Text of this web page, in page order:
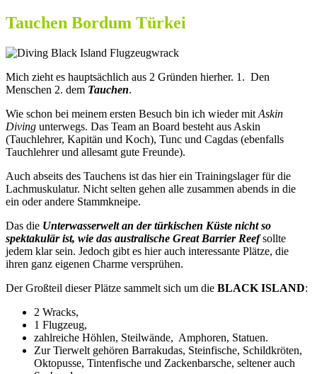
Tauchen Bordum Türkei
Mich zieht es hauptsächlich aus 2 Gründen hierher. 1. Den
Menschen 2. dem Tauchen.
Wie schon bei meinem ersten Besuch bin ich wieder mit Askin
Diving unterwegs. Das Team an Board besteht aus Askin
(Tauchlehrer, Kapitän und Koch), Tunc und Cagdas (ebenfalls
Tauchlehrer und allesamt gute Freunde).
Auch abseits des Tauchens ist das hier ein Trainingslager für die
Lachmuskulatur. Nicht selten gehen alle zusammen abends in die
ein oder andere Stammkneipe.
Das die Unterwasserwelt an der türkischen Küste nicht so
spektakulär ist, wie das australische Great Barrier Reef sollte
jedem klar sein. Jedoch gibt es hier auch interessante Plätze, die
ihren ganz eigenen Charme versprühen.
Der Großteil dieser Plätze sammelt sich um die BLACK ISLAND:
2 Wracks,
1 Flugzeug,
zahlreiche Höhlen, Steilwände, Amphoren, Statuen.
Zur Tierwelt gehören Barrakudas, Steinfische, Schildkröten,
Oktopusse, Tintenfische und Zackenbarsche, seltener auch